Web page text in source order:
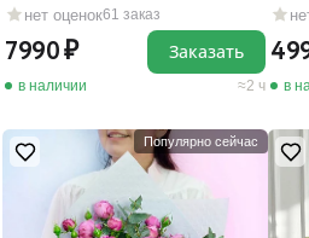
нет оценок61 заказ
7990
в наличии 2 ч
Заказать
в
Популярно сейчас